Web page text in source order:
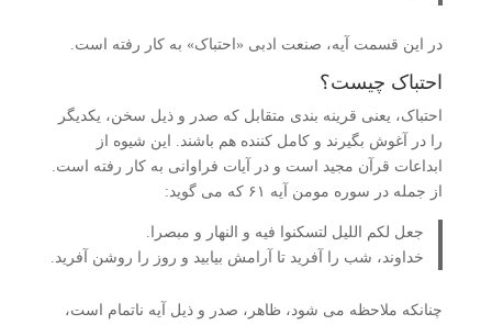
در این قسمت آیه، صنعت ادبی «احتباک» به کار رفته است.
احتباک چیست؟
احتباک، یعنی قرینه بندی متقابل که صدر و ذیل سخن، یکدیگر
را در آغوش بگیرند و کامل کننده هم باشند. این شیوه از
ابداعات قرآن مجید است و در آیات فراوانی به کار رفته است.
از جمله در سوره مومن آیه ۶۱ که می گوید:
جعل لکم اللیل لتسکنوا فیه و النهار و مبصرا.
خداوند، شب را آفرید تا آرامش بیابید و روز را روشن آفرید.
چنانکه ملاحظه می شود، ظاهر، صدر و ذیل آیه ناتمام است،